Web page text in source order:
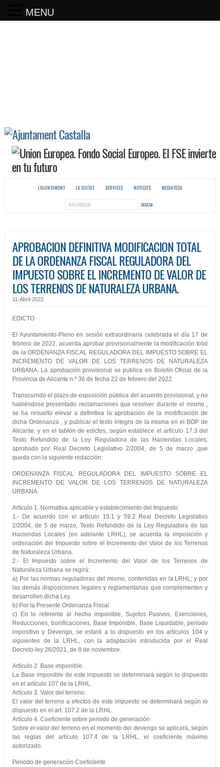
L’AJUNTAMENT LA CIUTAT SERVICIS NOTICIES MEDIATECA
APROBACION DEFINITIVA MODIFICACION TOTAL
DE LA ORDENANZA FISCAL REGULADORA DEL
IMPUESTO SOBRE EL INCREMENTO DE VALOR DE
LOS TERRENOS DE NATURALEZA URBANA.
11-Abril-2022
EDICTO
El Ayuntamiento-Pleno en sesión extraordinaria celebrada el día 17 de
febrero de 2022, acuerda aprobar provisionalmente la modificación total
de la ORDENANZA FISCAL REGULADORA DEL IMPUESTO SOBRE EL
INCREMENTO DE VALOR DE LOS TERRENOS DE NATURALEZA
URBANA. La aprobación provisional se publica en Boletín Oficial de la
Provincia de Alicante n.º 36 de fecha 22 de febrero del 2022.
Transcurrido el plazo de exposición pública del acuerdo provisional, y no
habiéndose presentado reclamaciones que resolver durante el mismo ,
se ha resuelto elevar a definitiva la aprobación de la modificación de
dicha Ordenanza , y publicar el texto íntegro de la misma en el BOP de
Alicante, y en el tablón de edictos, según establece el artículo 17.3 del
Texto Refundido de la Ley Reguladora de las Haciendas Locales,
aprobado por Real Decreto Legislativo 2/2004, de 5 de marzo ,que
queda con la siguiente redacción:
ORDENANZA FISCAL REGULADORA DEL IMPUESTO SOBRE EL
INCREMENTO DE VALOR DE LOS TERRENOS DE NATURALEZA
URBANA
Artículo 1. Normativa aplicable y establecimiento del Impuesto.
1.- De acuerdo con el artículo 15.1 y 59.2 Real Decreto Legislativo
2/2004, de 5 de marzo, Texto Refundido de la Ley Reguladora de las
Haciendas Locales (en adelante LRHL), se acuerda la imposición y
ordenación del Impuesto sobre el Incremento del Valor de los Terrenos
de Naturaleza Urbana.
2.- El Impuesto sobre el Incremento del Valor de los Terrenos de
Naturaleza Urbana se regirá:
a) Por las normas reguladoras del mismo, contenidas en la LRHL; y por
las demás disposiciones legales y reglamentarias que complementen y
desarrollen dicha Ley.
b) Por la Presente Ordenanza Fiscal.
c) En lo referente al hecho imponible, Sujetos Pasivos, Exenciones,
Reducciones, bonificaciones, Base Imponible, Base Liquidable, periodo
impositivo y Devengo, se estará a lo dispuesto en los artículos 104 y
siguientes de la LRHL, con la adaptación introducida por el Real
Decreto-ley 26/2021, de 8 de noviembre.
Artículo 2. Base imponible.
La Base imponible de este impuesto se determinará según lo dispuesto
en el artículo 107 de la LRHL.
Artículo 3. Valor del terreno.
El valor del terreno a efectos de este impuesto se determinará según lo
dispuesto en el art. 107.2 de la LRHL.
Artículo 4. Coeficiente sobre periodo de generación
Sobre el valor del terreno en el momento del devengo se aplicará, según
las reglas del artículo 107.4 de la LRHL, el coeficiente máximo
autorizado.
Periodo de generación Coeficiente
MENU